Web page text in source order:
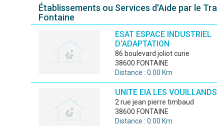
Établissements ou Services d'Aide par le
Fontaine
ESAT ESPACE INDUSTRIEL
D'ADAPTATION
86 boulevard joliot curie
38600 FONTAINE
Distance : 0.00 Km
UNITE EIA LES VOUILLANDS
2 rue jean pierre timbaud
38600 FONTAINE
Distance : 0.00 Km